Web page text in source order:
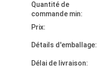
Quantité de
commande min:
Prix:
Détails d'emballage:
Délai de livraison: